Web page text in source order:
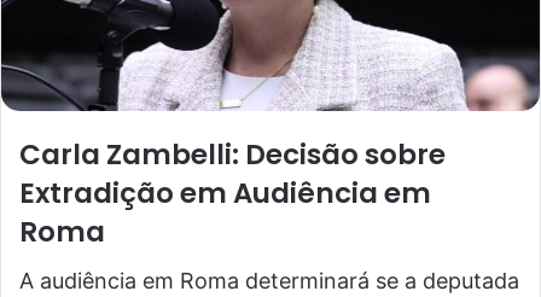
Carla Zambelli: Decisão sobre
Extradição em Audiência em
Roma
A audiência em Roma determinará se a deputada